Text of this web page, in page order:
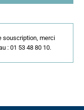
souscription, merci
: 01 53 48 80 10.